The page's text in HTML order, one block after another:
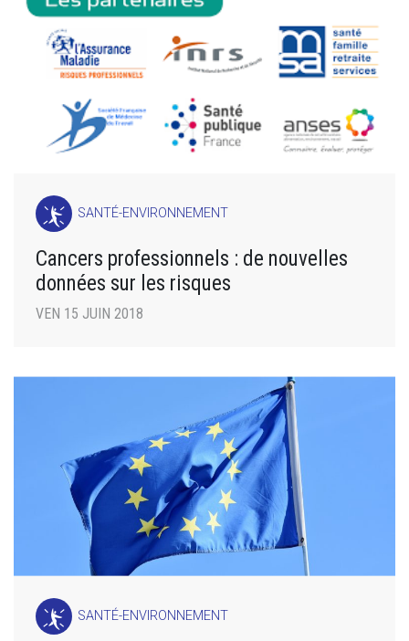
SANTÉ-ENVIRONNEMENT
Cancers professionnels : de nouvelles
données sur les risques
VEN 15 JUIN 2018
SANTÉ-ENVIRONNEMENT